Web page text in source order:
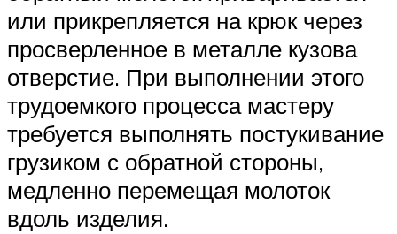
или прикрепляется на крюк через
просверленное в металле кузова
отверстие. При выполнении этого
трудоемкого процесса мастеру
требуется выполнять постукивание
грузиком с обратной стороны,
медленно перемещая молоток
вдоль изделия.